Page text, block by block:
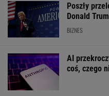
Poszły
Donald
BIZNES
AI
coś, czego